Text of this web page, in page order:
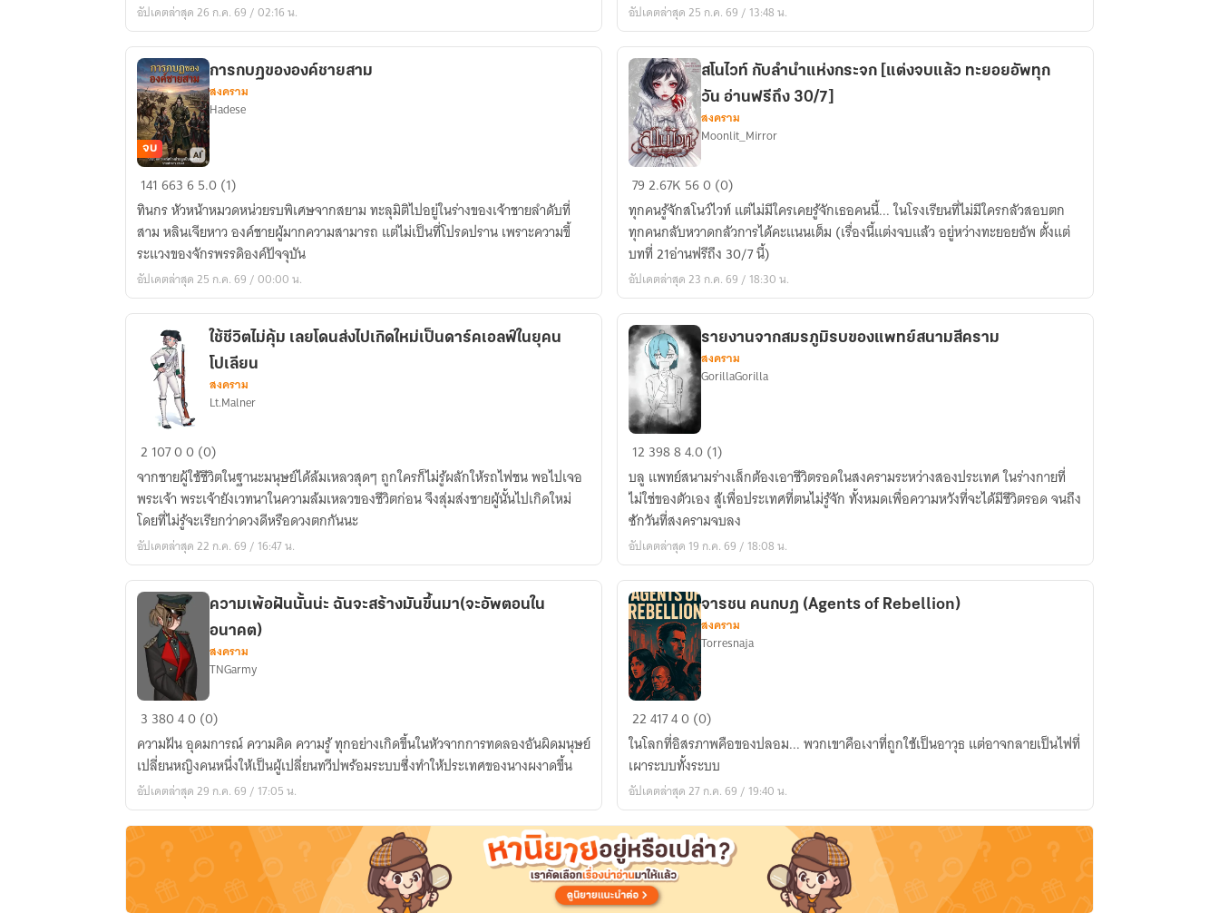
พระอาทิตย์
อัปเดตล่าสุด 26 ก.ค. 69 / 02:16 น. อัปเดตล่าสุด 25 ก.ค. 69 / 13:48 น.
การ
กบฏ
ของ
องค์
ชาย
สาม
จบ
การกบฏขององค์ชายสาม
สงคราม
Hadese
14166365.0 (1)
ทินกร หัวหน้าหมวดหน่วยรบพิเศษจากสยาม ทะลุมิติไปอยู่ในร่างของเจ้าชายลำดับที่
สาม หลินเจียหาว องค์ชายผู้มากความสามารถ แต่ไม่เป็นที่โปรดปราน เพราะความขี้
ระแวงของจักรพรรดิองค์ปัจจุบัน
อัปเดตล่าสุด 25 ก.ค. 69 / 00:00 น.
ส
ไวท์
กับ
ลำนำ
แห่ง
กระจก
[แต่ง
จบ
แล้ว
ทะ
ยอ
ยอัพ
ทุก
วัน
อ่าน
ฟรี
ถึง
30/7]
สโนไวท์ กับลำนำแห่งกระจก [แต่งจบแล้ว ทะยอยอัพทุก
วัน อ่านฟรีถึง 30/7]
สงคราม
Moonlit_Mirror
792.67K 560 (0)
ทุกคนรู้จักสโนว์ไวท์ แต่ไม่มีใครเคยรู้จักเธอคนนี้... ในโรงเรียนที่ไม่มีใครกลัวสอบตก
ทุกคนกลับหวาดกลัวการได้คะแนนเต็ม (เรื่องนี้แต่งจบแล้ว อยู่หว่างทะยอยอัพ ตั้งแต่
บทที่ 21อ่านฟรีถึง 30/7 นี้)
อัปเดตล่าสุด 23 ก.ค. 69 / 18:30 น.
ใช้
ไม่
คุ้ม
เลย
โดน
ส่ง
ไป
เกิด
ใหม่
เป็น
ดาร์
ค
เอลฟ์
ใน
ยุ
คน
โป
เลียน
ใช้ชีวิตไม่คุ้ม เลยโดนส่งไปเกิดใหม่เป็นดาร์คเอลฟ์ในยุคน
โปเลียน
สงคราม
Lt.Malner
2 10700 (0)
จากชายผู้ใช้ชีวิตในฐานะมนุษย์ได้ล้มเหลวสุดๆ ถูกใครก็ไม่รู้ผลักให้รถไฟชน พอไปเจอ
พระเจ้า พระเจ้ายังเวทนาในความล้มเหลวของชีวิตก่อน จึงสุ่มส่งชายผู้นั้นไปเกิดใหม่
โดยที่ไม่รู้จะเรียกว่าดวงดีหรือดวงตกกันนะ
อัปเดตล่าสุด 22 ก.ค. 69 / 16:47 น.
รายงาน
สมรภูมิ
รบ
ของ
แพทย์
สนาม
สี
คราม
รายงานจากสมรภูมิรบของแพทย์สนามสีคราม
สงคราม
GorillaGorilla
12 39884.0 (1)
บลู แพทย์สนามร่างเล็กต้องเอาชีวิตรอดในสงครามระหว่างสองประเทศ ในร่างกายที่
ไม่ใช่ของตัวเอง สู้เพื่อประเทศที่ตนไม่รู้จัก ทั้งหมดเพื่อความหวังที่จะได้มีชีวิตรอด จนถึง
ซักวันที่สงครามจบลง
อัปเดตล่าสุด 19 ก.ค. 69 / 18:08 น.
ความ
ฝัน
นั้น
น่ะ
จะ
สร้าง
มัน
ขึ้น
ความเพ้อฝันนั้นน่ะ ฉันจะสร้างมันขึ้นมา(จะอัพตอนใน
อนาคต)
สงคราม
TNGarmy
3 38040 (0)
ความฝัน อุดมการณ์ ความคิด ความรู้ ทุกอย่างเกิดขึ้นในหัวจากการทดลองอันผิดมนุษย์
เปลี่ยนหญิงคนหนึ่งให้เป็นผู้เปลี่ยนทวีปพร้อมระบบซึ่งทำให้ประเทศของนางผงาดขึ้น
อัปเดตล่าสุด 29 ก.ค. 69 / 17:05 น.
จาร
ชน
คน
กบฏ
(Agents
Rebellion)
จารชน คนกบฏ (Agents of Rebellion)
สงคราม
Torresnaja
2241740 (0)
ในโลกที่อิสรภาพคือของปลอม... พวกเขาคือเงาที่ถูกใช้เป็นอาวุธ แต่อาจกลายเป็นไฟที่
เผาระบบทั้งระบบ
อัปเดตล่าสุด 27 ก.ค. 69 / 19:40 น.